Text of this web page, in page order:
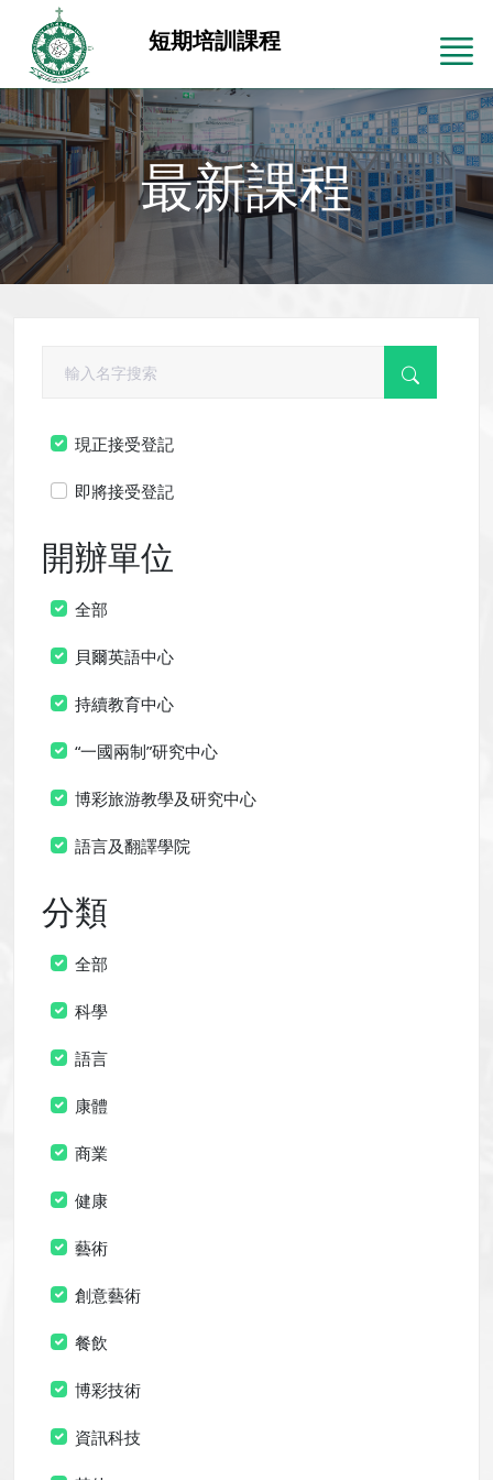
短期培訓課程
最新課程
現正接受登記
即將接受登記
開辦單位
全部
貝爾英語中心
持續教育中心
“一國兩制”研究中心
博彩旅游教學及研究中心
語言及翻譯學院
分類
全部
科學
語言
康體
商業
健康
藝術
創意藝術
餐飲
博彩技術
資訊科技